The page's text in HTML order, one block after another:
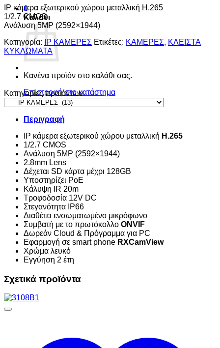
0
Καλάθι
Κανένα προϊόν στο καλάθι σας.
Επιστροφή στο κατάστημα
IP κάμερα εξωτερικού χώρου μεταλλική Η.265
1/2.7 CMOS
Ανάλυση 5MΡ (2592×1944)
Κατηγορία:
ΙΡ ΚΑΜΕΡΕΣ Ετικέτες: ΚΑΜΕΡΕΣ, ΚΛΕΙΣΤΑ
ΚΥΚΛΩΜΑΤΑ
Κατηγορίες προϊόντων
Περιγραφή
IP κάμερα εξωτερικού χώρου μεταλλική Η.265
1/2.7 CMOS
Ανάλυση 5MΡ (2592×1944)
2.8mm Lens
Δέχεται SD κάρτα μέχρι 128GB
Υποστηρίζει PoE
Κάλυψη IR 20m
Τροφοδοσία 12V DC
Στεγανότητα IP66
Διαθέτει ενσωματωμένο μικρόφωνο
Συμβατή με το πρωτόκολλο ONVIF
Δωρεάν Cloud & Πρόγραμμα για PC
Εφαρμογή σε smart phone RXCamView
Χρώμα λευκό
Εγγύηση 2 έτη
Σχετικά προϊόντα